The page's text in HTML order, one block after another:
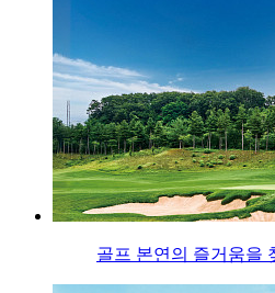
골프 본연의 즐거움을